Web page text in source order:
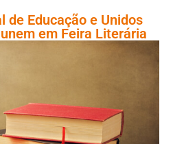
de Educação e Unidos
em Feira Literária